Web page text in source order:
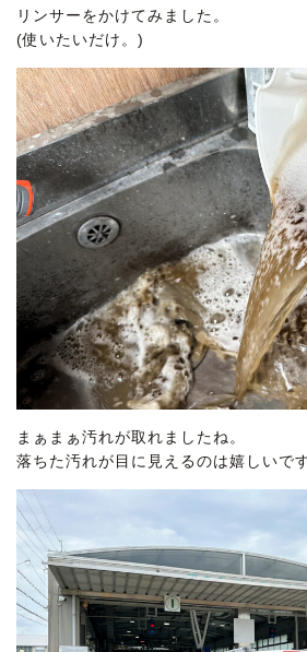
リンサーをかけてみました。
(使いたいだけ。)
まぁまぁ汚れが取れましたね。
落ちた汚れが目に見えるのは嬉しいです